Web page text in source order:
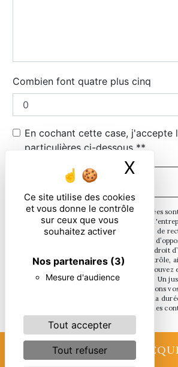
Ce site utilise des cookies
et vous donne le contrôle
sur ceux que vous
souhaitez activer
Nos partenaires (3)
Mesure d'audience
Tout accepter
Tout refuser
X
Combien font quatre plus cinq
En cochant cette case, j'accepte
particulières ci-dessous **
** Les données personnelles communiquées
de vous contacter. Elles sont destinées à
traitants. Vous disposez de droits d’accès, de
d’effacement, de portabilité, de limitation,
votre consentement à tout moment et du droit
réclamation auprès d’une autorité de contrôle,
sort de vos données post-mortem. Vous
voie postale ou par courrier électronique. Un
pourra vous être demandé. Nous conservons
période de prise de contact puis pendant la
légale aux fins probatoires et de gestion des
RECHERCHES